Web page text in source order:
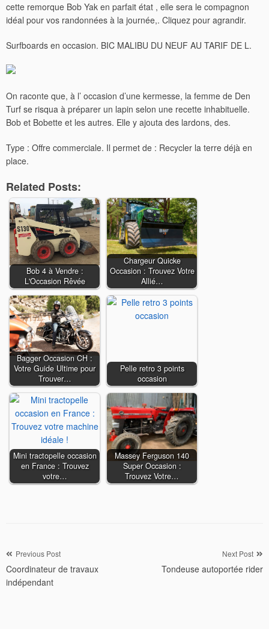
cette remorque Bob Yak en parfait état , elle sera le compagnon
idéal pour vos randonnées à la journée,. Cliquez pour agrandir.
Surfboards en occasion. BIC MALIBU DU NEUF AU TARIF DE L.
On raconte que, à l’ occasion d’une kermesse, la femme de Den
Turf se risqua à préparer un lapin selon une recette inhabituelle.
Bob et Bobette et les autres. Elle y ajouta des lardons, des.
Type : Offre commerciale. Il permet de : Recycler la terre déjà en
place.
Related Posts:
Bob 4 à Vendre :
L'Occasion Rêvée
Chargeur Quicke
Occasion : Trouvez Votre
Allié…
Bagger Occasion CH :
Votre Guide Ultime pour
Trouver…
Pelle retro 3 points
occasion
Mini tractopelle occasion
en France : Trouvez
votre…
Massey Ferguson 140
Super Occasion :
Trouvez Votre…
Navigation
de
l’article
Previous Post
Coordinateur de travaux
indépendant
Next Post
Tondeuse autoportée rider